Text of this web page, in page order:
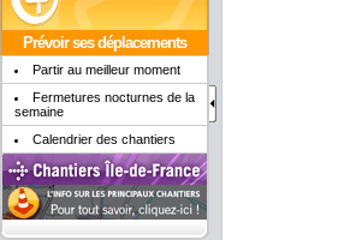
Prévoir ses déplacements
Partir au meilleur moment
Fermetures nocturnes de la
semaine
Calendrier des chantiers